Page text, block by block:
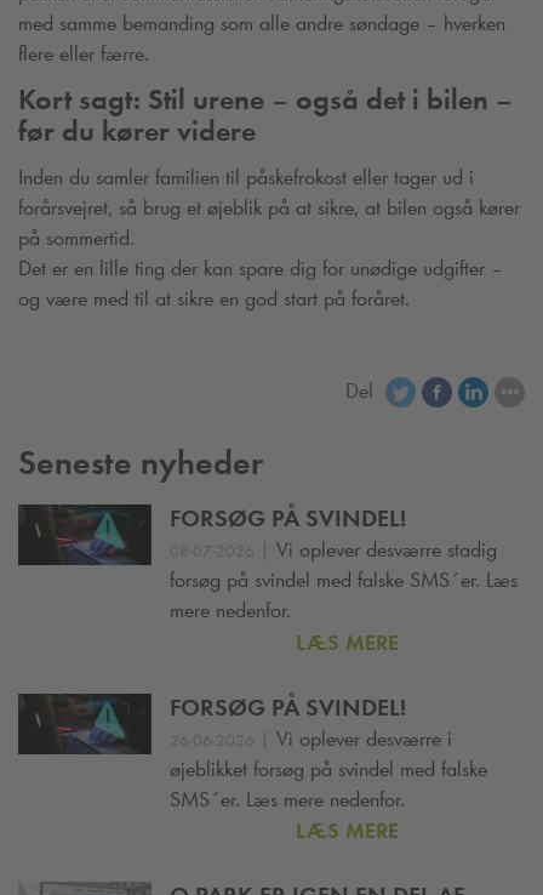
med samme bemanding som alle andre søndage – hverken
flere eller færre.
Kort sagt: Stil urene – også det i bilen –
før du kører videre
Inden du samler familien til påskefrokost eller tager ud i
forårsvejret, så brug et øjeblik på at sikre, at bilen også kører
på sommertid.
Det er en lille ting der kan spare dig for unødige udgifter –
og være med til at sikre en god start på foråret.
Del
Seneste nyheder
FORSØG PÅ SVINDEL!
08-07-2026 | Vi oplever desværre stadig
forsøg på svindel med falske SMS´er. Læs
mere nedenfor.
LÆS MERE
FORSØG PÅ SVINDEL!
26-06-2026 | Vi oplever desværre i
øjeblikket forsøg på svindel med falske
SMS´er. Læs mere nedenfor.
LÆS MERE